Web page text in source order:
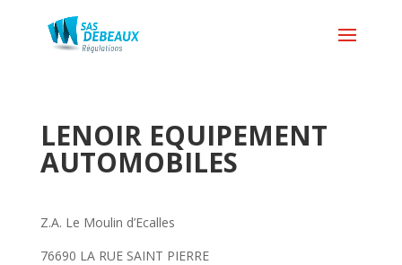
LENOIR EQUIPEMENT
AUTOMOBILES
Z.A. Le Moulin d’Ecalles
76690 LA RUE SAINT PIERRE